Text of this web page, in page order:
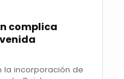
complica
la incorporación de